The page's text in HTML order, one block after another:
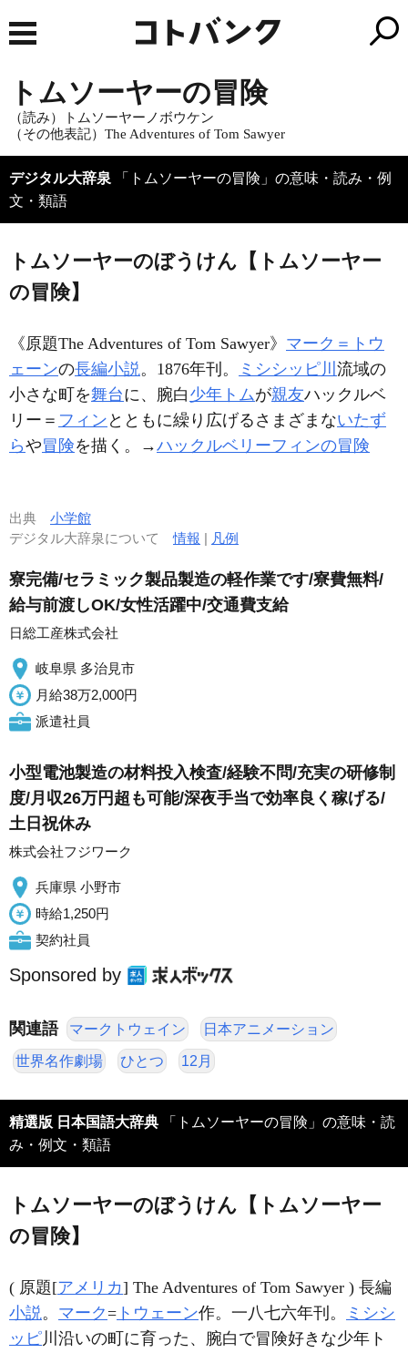
トムソーヤーの冒険
（読み）トムソーヤーノボウケン
（その他表記）The Adventures of Tom Sawyer
デジタル大辞泉 「トムソーヤーの冒険」の意味・読み・例
文・類語
トムソーヤーのぼうけん【トムソーヤー
の冒険】
《原題The Adventures of Tom Sawyer》 マーク＝トウ
ェーンの長編小説。1876年刊。 ミシシッピ川 流域の
小さな町を舞台に、腕白 少年 トムが親友ハックルベ
リー＝ フィン とともに繰り広げるさまざまないたず
らや冒険を描く。→ハックルベリーフィンの冒険
出典 小学館
デジタル大辞泉について情報 | 凡例
寮完備/セラミック製品製造の軽作業です/寮費無料/
給与前渡しOK/女性活躍中/交通費支給
日総工産株式会社
岐阜県 多治見市
月給38万2,000円
派遣社員
小型電池製造の材料投入検査/経験不問/充実の研修制
度/月収26万円超も可能/深夜手当で効率良く稼げる/
土日祝休み
株式会社フジワーク
兵庫県 小野市
時給1,250円
契約社員
Sponsored by
関連語 マークトウェイン 日本アニメーション
世界名作劇場 ひとつ 12月
精選版 日本国語大辞典 「トムソーヤーの冒険」の意味・読
み・例文・類語
トムソーヤーのぼうけん【トムソーヤー
の冒険】
( 原題[アメリカ] The Adventures of Tom Sawyer ) 長編
小説 。 マーク = トウェーン作。一八七六年刊。
ミシシ
ッピ川沿いの町に育った、腕白で冒険好きな少年ト